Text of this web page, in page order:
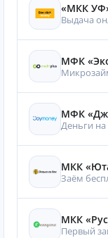
«МКК
Выдача
МФК
МФК
Деньги на
МКК
Заём
МКК
Первый